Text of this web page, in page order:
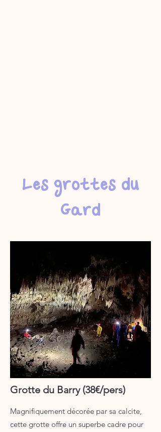
Les grottes du
Gard
Grotte du Barry (38€/pers)
Magnifiquement décorée par sa calcite,
cette grotte offre un superbe cadre pour